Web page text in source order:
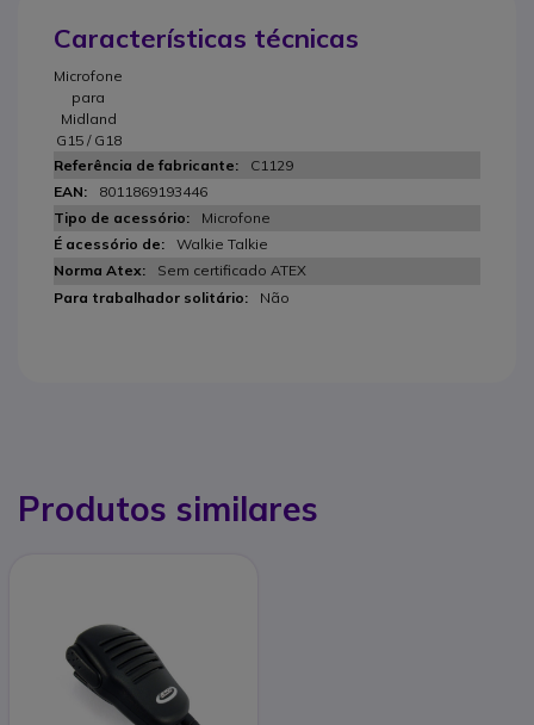
Características técnicas
Microfone
para
Midland
G15 / G18
C1129
8011869193446
Microfone
Walkie Talkie
Sem certificado ATEX
Não
Produtos similares